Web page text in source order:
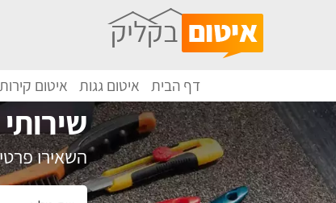
דף הבית איטום גגות איטום קירות
השאירו